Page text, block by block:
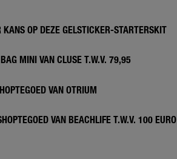
OP DEZE GELSTICKER-STARTERSKIT
MINI VAN CLUSE T.W.V. 79,95
VAN OTRIUM
VAN BEACHLIFE T.W.V. 100 EURO